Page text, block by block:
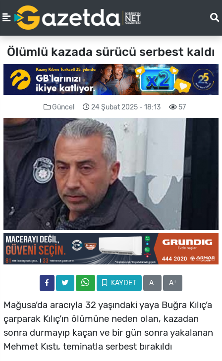
Ölümlü kazada sürücü serbest kaldı
Güncel 24 Şubat 2025 - 18:13 57
KAYDET A- A+
Mağusa’da aracıyla 32 yaşındaki yaya Buğra Kılıç’a
çarparak Kılıç’ın ölümüne neden olan, kazadan
sonra durmayıp kaçan ve bir gün sonra yakalanan
Mehmet Kıstı, teminatla serbest bırakıldı